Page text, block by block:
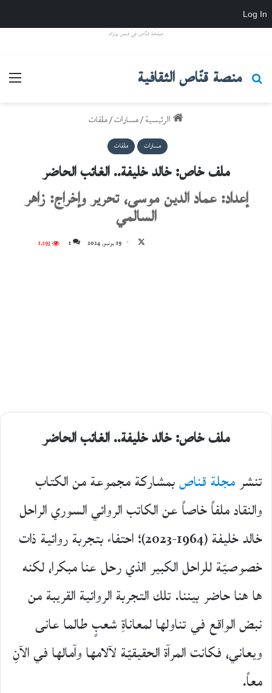
Log In
صفحة قنّاص في فيس بووك
منصة قنّاص الثقافية
بحث عن
الرئيسية/مسارات/ملفات
مسارات ملفات
ملف خاص: خالد خليفة.. الغائب الحاضر
إعداد: عماد الدين موسى، تحرير وإخراج: زاهر
السالمي
19 يونيو، 2024 1 1٬293
ملف خاص: خالد خليفة.. الغائب الحاضر
تنشرمجلة قناصبمشاركة مجموعة من الكتاب
والنقاد ملفاً خاصاً عن الكاتب الروائي السوري الراحل
خالد خليفة (1964-2023)؛ احتفاء بتجربة روائية ذات
خصوصيّة للراحل الكبير الذي رحل عنا مبكرا، لكنه
ها هنا حاضر بيننا. تلك التجربة الروائية القريبة من
نبض الواقع في تناولها لمعاناةِ شعبٍ طالما عانى
ويعاني، فكانت المرآة الحقيقيّة لآلامها وآمالها في الآنِ
معاً.